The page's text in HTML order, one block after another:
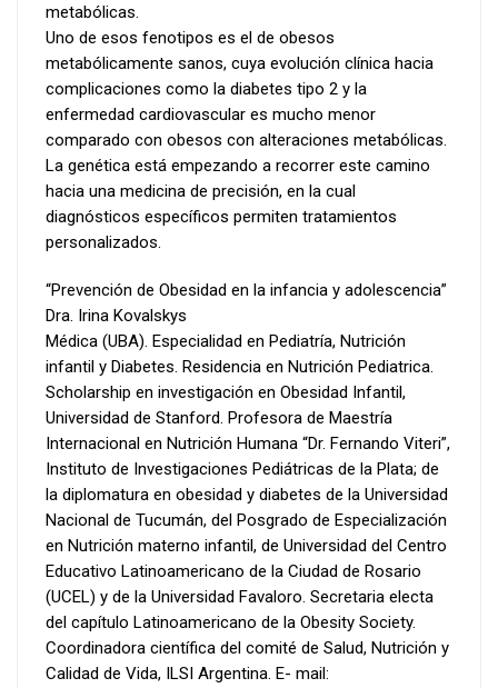
metabólicas.
Uno de esos fenotipos es el de obesos
metabólicamente sanos, cuya evolución clínica hacia
complicaciones como la diabetes tipo 2 y la
enfermedad cardiovascular es mucho menor
comparado con obesos con alteraciones metabólicas.
La genética está empezando a recorrer este camino
hacia una medicina de precisión, en la cual
diagnósticos específicos permiten tratamientos
personalizados.
“Prevención de Obesidad en la infancia y adolescencia”
Dra. Irina Kovalskys
Médica (UBA). Especialidad en Pediatría, Nutrición
infantil y Diabetes. Residencia en Nutrición Pediatrica.
Scholarship en investigación en Obesidad Infantil,
Universidad de Stanford. Profesora de Maestría
Internacional en Nutrición Humana “Dr. Fernando Viteri”,
Instituto de Investigaciones Pediátricas de la Plata; de
la diplomatura en obesidad y diabetes de la Universidad
Nacional de Tucumán, del Posgrado de Especialización
en Nutrición materno infantil, de Universidad del Centro
Educativo Latinoamericano de la Ciudad de Rosario
(UCEL) y de la Universidad Favaloro. Secretaria electa
del capítulo Latinoamericano de la Obesity Society.
Coordinadora científica del comité de Salud, Nutrición y
Calidad de Vida, ILSI Argentina. E- mail: